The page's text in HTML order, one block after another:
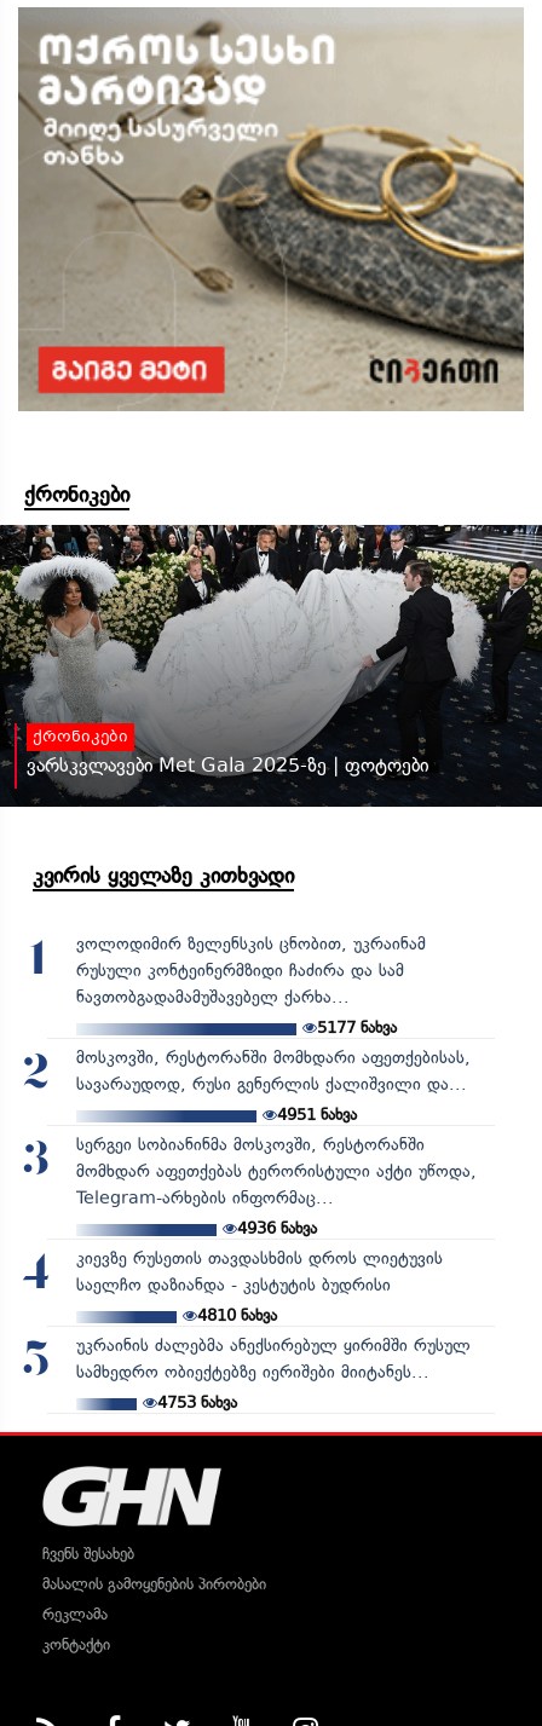
ქრონიკები
ქრონიკები
ვარსკვლავები Met Gala 2025-ზე | ფოტოები
კვირის ყველაზე კითხვადი
1
ვოლოდიმირ ზელენსკის ცნობით, უკრაინამ
რუსული კონტეინერმზიდი ჩაძირა და სამ
ნავთობგადამამუშავებელ ქარხა...
5177 ნახვა
2
მოსკოვში, რესტორანში მომხდარი აფეთქებისას,
სავარაუდოდ, რუსი გენერლის ქალიშვილი და...
4951ნახვა
3
სერგეი სობიანინმა მოსკოვში, რესტორანში
მომხდარ აფეთქებას ტერორისტული აქტი უწოდა,
Telegram-არხების ინფორმაც...
4936ნახვა
4
კიევზე რუსეთის თავდასხმის დროს ლიეტუვის
საელჩო დაზიანდა - კესტუტის ბუდრისი
4810ნახვა
5
უკრაინის ძალებმა ანექსირებულ ყირიმში რუსულ
სამხედრო ობიექტებზე იერიშები მიიტანეს...
4753ნახვა
ჩვენს შესახებ
მასალის გამოყენების პირობები
რეკლამა
კონტაქტი